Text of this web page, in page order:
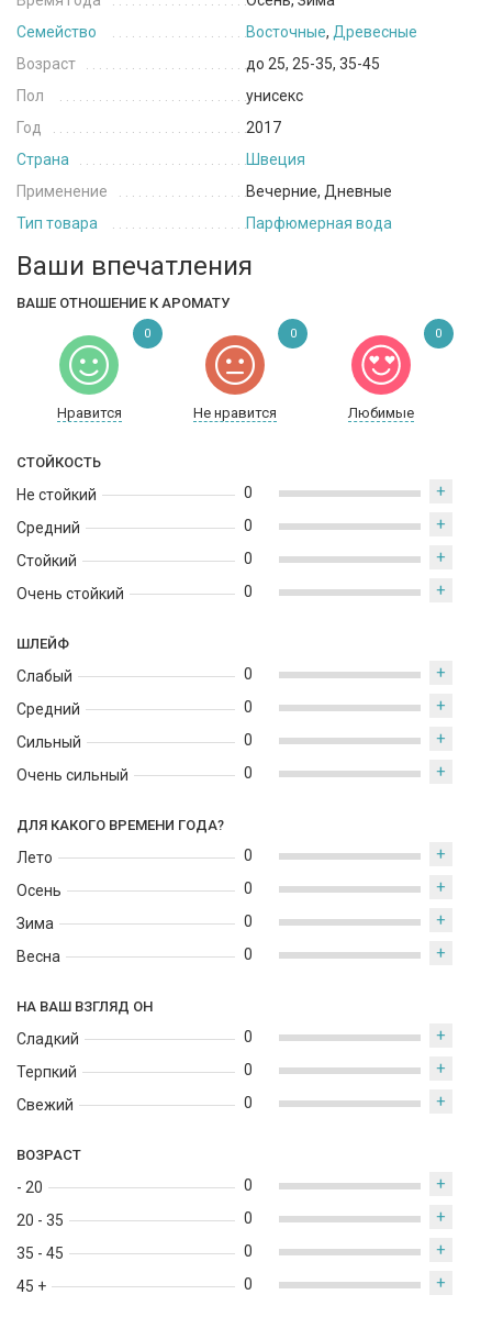
Семейство
Восточные, Древесные
Возраст
до 25, 25-35, 35-45
Пол
унисекс
Год
2017
Страна
Швеция
Применение
Вечерние, Дневные
Тип товара
Парфюмерная вода
Ваши впечатления
ВАШЕ ОТНОШЕНИЕ К АРОМАТУ
Нравится Не нравится Любимые
0 0 0
СТОЙКОСТЬ
Не стойкий
Средний
Стойкий
Очень стойкий
0 +
0 +
0 +
0 +
ШЛЕЙФ
Слабый
Средний
Сильный
Очень сильный
0 +
0 +
0 +
0 +
ДЛЯ КАКОГО ВРЕМЕНИ ГОДА?
Лето
Осень
Зима
Весна
0 +
0 +
0 +
0 +
НА ВАШ ВЗГЛЯД ОН
Сладкий
Терпкий
Свежий
0 +
0 +
0 +
ВОЗРАСТ
- 20
20 - 35
35 - 45
45 +
0 +
0 +
0 +
0 +